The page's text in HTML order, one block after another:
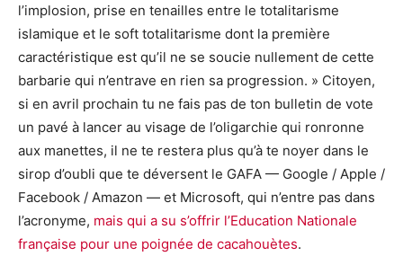
l’implosion, prise en tenailles entre le totalitarisme
islamique et le soft totalitarisme dont la première
caractéristique est qu’il ne se soucie nullement de cette
barbarie qui n’entrave en rien sa progression. » Citoyen,
si en avril prochain tu ne fais pas de ton bulletin de vote
un pavé à lancer au visage de l’oligarchie qui ronronne
aux manettes, il ne te restera plus qu’à te noyer dans le
sirop d’oubli que te déversent le GAFA — Google / Apple /
Facebook / Amazon — et Microsoft, qui n’entre pas dans
l’acronyme, mais qui a su s’offrir l’Education Nationale
française pour une poignée de cacahouètes.